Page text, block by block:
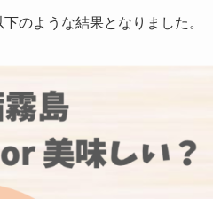
のような結果となりました。